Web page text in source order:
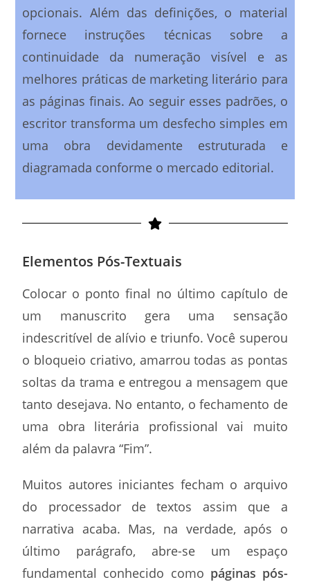
opcionais. Além das definições, o material
fornece instruções técnicas sobre a
continuidade da numeração visível e as
melhores práticas de marketing literário para
as páginas finais. Ao seguir esses padrões, o
escritor transforma um desfecho simples em
uma obra devidamente estruturada e
diagramada conforme o mercado editorial.
Elementos Pós-Textuais
Colocar o ponto final no último capítulo de
um manuscrito gera uma sensação
indescritível de alívio e triunfo. Você superou
o bloqueio criativo, amarrou todas as pontas
soltas da trama e entregou a mensagem que
tanto desejava. No entanto, o fechamento de
uma obra literária profissional vai muito
além da palavra “Fim”.
Muitos autores iniciantes fecham o arquivo
do processador de textos assim que a
narrativa acaba. Mas, na verdade, após o
último parágrafo, abre-se um espaço
fundamental conhecido como páginas pós-